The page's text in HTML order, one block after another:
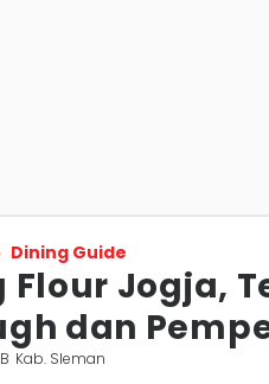
Dining Guide
Flour Jogja,
dan
Kab. Sleman